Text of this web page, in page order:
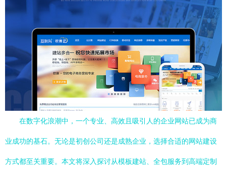
在数字化浪潮中，一个专业、高效且吸引人的企业网站已成为商
业成功的基石。无论是初创公司还是成熟企业，选择合适的网站建设
方式都至关重要。本文将深入探讨从模板建站、全包服务到高端定制